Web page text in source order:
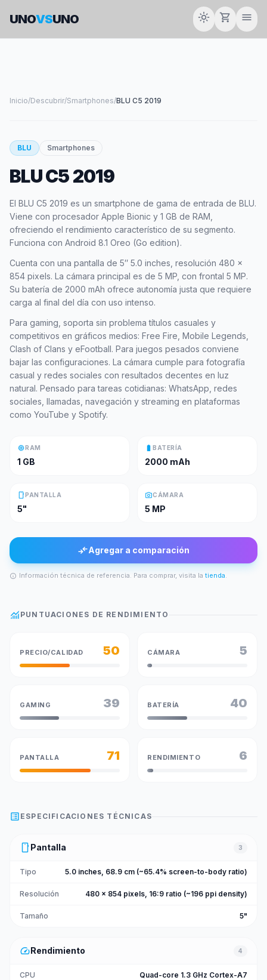
UNOVSUNO light_mode shopping_cart menu
Inicio/Descubrir/Smartphones/BLU C5 2019
smartphone
BLU Smartphones
BLU C5 2019
El BLU C5 2019 es un smartphone de gama de entrada de BLU.
Viene con procesador Apple Bionic y 1 GB de RAM,
ofreciendo el rendimiento característico de su segmento.
Funciona con Android 8.1 Oreo (Go edition).
Cuenta con una pantalla de 5″ 5.0 inches, resolución 480 x
854 pixels. La cámara principal es de 5 MP, con frontal 5 MP.
Su batería de 2000 mAh ofrece autonomía justa que requiere
carga al final del día con uso intenso.
Para gaming, soporta sin problema títulos casuales y
competitivos en gráficos medios: Free Fire, Mobile Legends,
Clash of Clans y eFootball. Para juegos pesados conviene
bajar las configuraciones. La cámara cumple para fotografía
casual y redes sociales con resultados decentes en luz
natural. Pensado para tareas cotidianas: WhatsApp, redes
sociales, llamadas, navegación y streaming en plataformas
como YouTube y Spotify.
memoryRAM
1 GB
battery_full BATERÍA
2000 mAh
smartphonePANTALLA
5"
photo_cameraCÁMARA
5 MP
compare_arrowsAgregar a comparación
info Información técnica de referencia. Para comprar, visita la tienda.
monitoring PUNTUACIONES DE RENDIMIENTO
PRECIO/CALIDAD 50 CÁMARA 5
GAMING 39 BATERÍA 40
PANTALLA 71 RENDIMIENTO 6
list_alt ESPECIFICACIONES TÉCNICAS
smartphone Pantalla 3
Tipo 5.0 inches, 68.9 cm (~65.4% screen-to-body ratio)
Resolución 480 x 854 pixels, 16:9 ratio (~196 ppi density)
Tamaño 5"
speedRendimiento 4
CPU Quad-core 1.3 GHz Cortex-A7